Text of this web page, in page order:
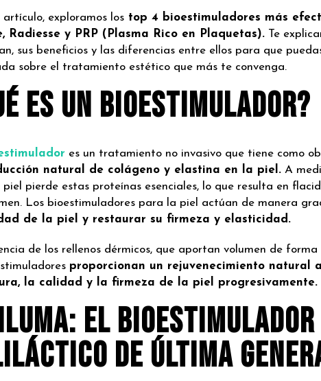
artículo, exploramos los top 4 bioestimuladores más
Radiesse y PRP (Plasma Rico en Plaquetas). Te
sus beneficios y las diferencias entre ellos para que
sobre el tratamiento estético que más te convenga.
es un bioestimulador?
es un tratamiento no invasivo que tiene como
natural de colágeno y elastina en la piel. A
piel pierde estas proteínas esenciales, lo que resulta en
Los bioestimuladores para la piel actúan de manera
de la piel y restaurar su firmeza y elasticidad.
de los rellenos dérmicos, que aportan volumen de
proporcionan un rejuvenecimiento natural
la calidad y la firmeza de la piel progresivamente.
el bioestimulador
de última